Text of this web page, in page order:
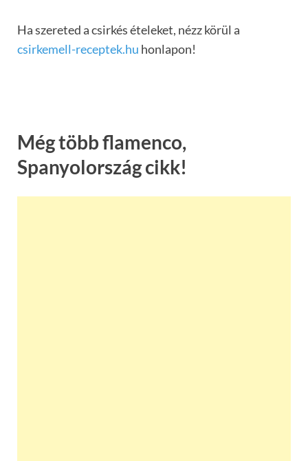
Ha szereted a csirkés ételeket, nézz körül a
csirkemell-receptek.hu honlapon!
Még több flamenco,
Spanyolország cikk!